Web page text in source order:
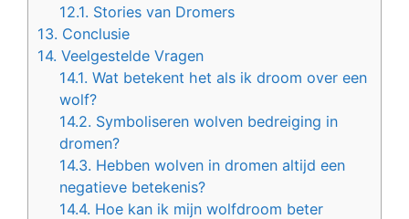
12.1. Stories van Dromers
13. Conclusie
14. Veelgestelde Vragen
14.1. Wat betekent het als ik droom over een
wolf?
14.2. Symboliseren wolven bedreiging in
dromen?
14.3. Hebben wolven in dromen altijd een
negatieve betekenis?
14.4. Hoe kan ik mijn wolfdroom beter